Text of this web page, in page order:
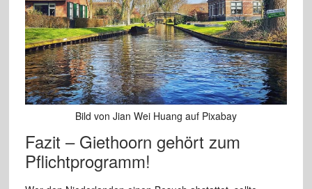
Bild von Jian Wei Huang auf Pixabay
Fazit – Giethoorn gehört zum
Pflichtprogramm!